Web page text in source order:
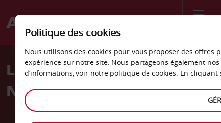
Welcome
AvisLa location de voiture à
Nice
Politique des cookies
Nous utilisons des cookies pour vous proposer des
expérience sur notre site. Nous partageons également
d’informations, voir notre politique de cookies. En cliquant